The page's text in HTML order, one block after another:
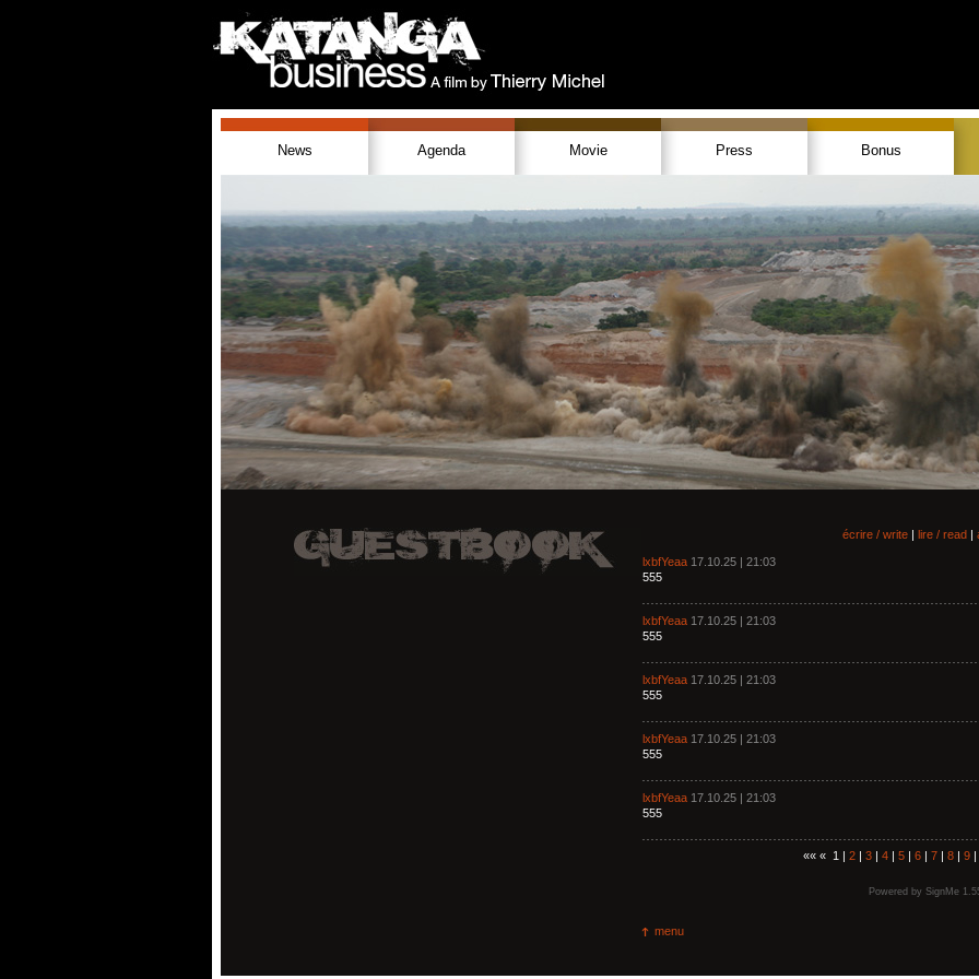
News Agenda Movie Press Bonus
écrire / write | lire / read |
lxbfYeaa 17.10.25 | 21:03
555
lxbfYeaa 17.10.25 | 21:03
555
lxbfYeaa 17.10.25 | 21:03
555
lxbfYeaa 17.10.25 | 21:03
555
lxbfYeaa 17.10.25 | 21:03
555
«« « 1 | 2| 3| 4| 5| 6| 7| 8| 9|
Powered by SignMe
menu